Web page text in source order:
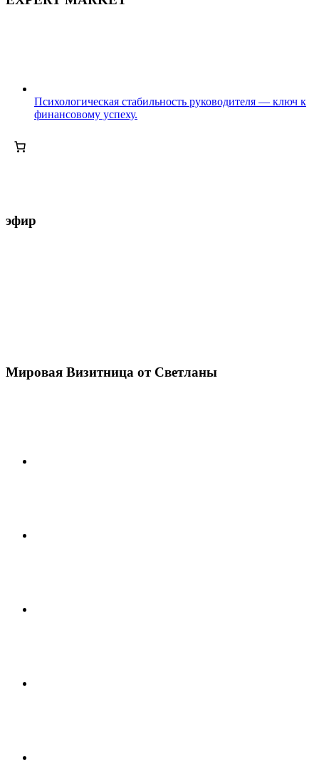
Психологическая стабильность руководителя — ключ к
финансовому успеху.
эфир
Мировая Визитница от Светланы